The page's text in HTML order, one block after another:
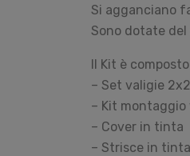
Si agganciano
Sono dotate
Il Kit è
– Set valigie
– Kit montaggio
– Cover in tinta
– Strisce in tinta